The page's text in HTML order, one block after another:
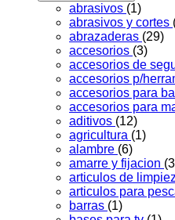
abrasivos (1)
abrasivos y cortes
abrazaderas (29)
accesorios (3)
accesorios de
accesorios p/
accesorios para
accesorios para
aditivos (12)
agricultura (1)
alambre (6)
amarre y fijacion
articulos de
articulos para
barras (1)